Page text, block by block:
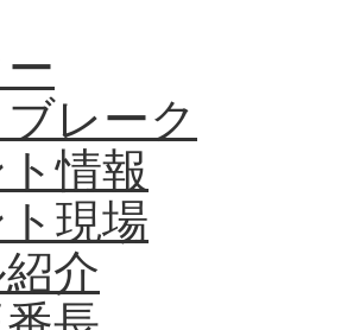
レーク
情報
現場
介